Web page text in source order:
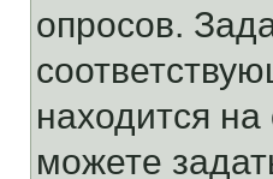
опросов.
находится
можете